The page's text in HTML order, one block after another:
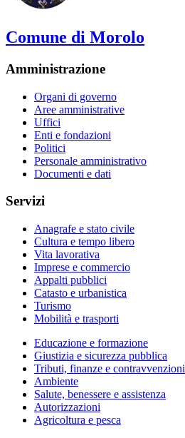
Comune di Morolo
Amministrazione
Organi di governo
Aree amministrative
Uffici
Enti e fondazioni
Politici
Personale amministrativo
Documenti e dati
Servizi
Anagrafe e stato civile
Cultura e tempo libero
Vita lavorativa
Imprese e commercio
Appalti pubblici
Catasto e urbanistica
Turismo
Mobilità e trasporti
Educazione e formazione
Giustizia e sicurezza pubblica
Tributi, finanze e contravvenzioni
Ambiente
Salute, benessere e assistenza
Autorizzazioni
Agricoltura e pesca